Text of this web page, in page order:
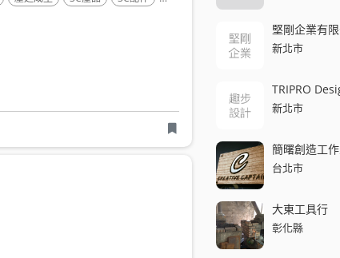
堅剛企業有
新北市
TRIPRO
新北市
簡曙創造工
台北市
大東工具行
彰化縣